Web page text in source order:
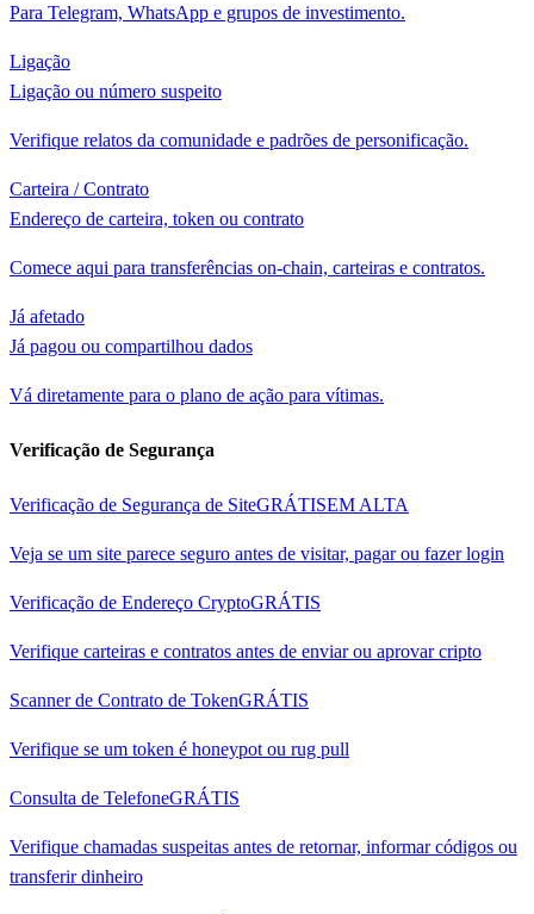
Para Telegram, WhatsApp e grupos de investimento.
Ligação
Ligação ou número suspeito
Verifique relatos da comunidade e padrões de personificação.
Carteira / Contrato
Endereço de carteira, token ou contrato
Comece aqui para transferências on-chain, carteiras e contratos.
Já afetado
Já pagou ou compartilhou dados
Vá diretamente para o plano de ação para vítimas.
Verificação de Segurança
Verificação de Segurança de SiteGRÁTISEM ALTA
Veja se um site parece seguro antes de visitar, pagar ou fazer login
Verificação de Endereço CryptoGRÁTIS
Verifique carteiras e contratos antes de enviar ou aprovar cripto
Scanner de Contrato de TokenGRÁTIS
Verifique se um token é honeypot ou rug pull
Consulta de TelefoneGRÁTIS
Verifique chamadas suspeitas antes de retornar, informar códigos ou
transferir dinheiro